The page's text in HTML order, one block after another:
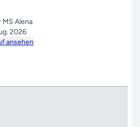
MS Alena
2026
ansehen